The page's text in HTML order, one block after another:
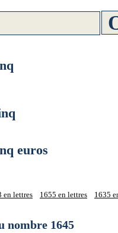
euros
en lettres 1655 en lettres 1635
nombre 1645